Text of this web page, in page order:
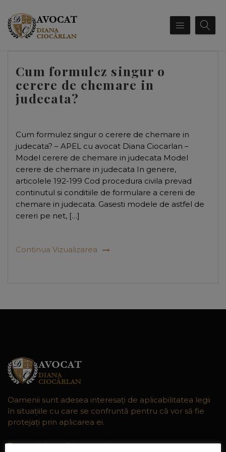
Cum formulez singur o
cerere de chemare in
judecata?
Cum formulez singur o cerere de chemare in
judecata? – APEL cu avocat Diana Ciocarlan –
Model cerere de chemare in judecata Model
cerere de chemare in judecata In genere,
articolele 192-199 Cod procedura civila prevad
continutul si conditiile de formulare a cererii de
chemare in judecata. Gasesti modele de astfel de
cereri pe net, […]
Continua Vizualizarea
Oamenii sunt adesea interesaţi de aplicabilitatea legii
în situaţiile cu care se confruntă pentru că vor să fie
protejaţi prin aplicarea ei.
Termeni si conditii generale